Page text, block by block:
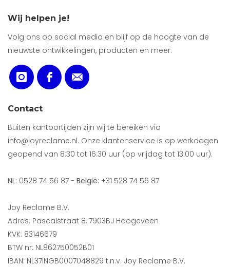
Wij helpen je!
Volg ons op social media en blijf op de hoogte van de
nieuwste ontwikkelingen, producten en meer.
Contact
Buiten kantoortijden zijn wij te bereiken via
info@joyreclame.nl. Onze klantenservice is op werkdagen
geopend van 8:30 tot 16:30 uur (op vrijdag tot 13:00 uur).
NL: 0528 74 56 87 - België: +31 528 74 56 87
Joy Reclame B.V.
Adres: Pascalstraat 8, 7903BJ Hoogeveen
KVK: 83146679
BTW nr: NL862750052B01
IBAN: NL37INGB0007048829 t.n.v. Joy Reclame B.V.